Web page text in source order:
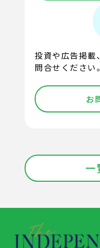
投資や広告掲載
問合せください。
お
一